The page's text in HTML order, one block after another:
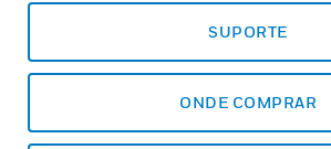
SUPORTE
ONDE COMPRAR